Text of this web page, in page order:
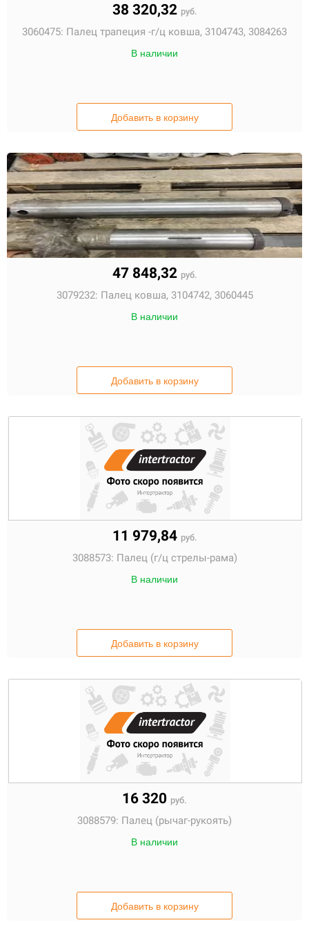
38 320,32 руб.
3060475: Палец трапеция -г/ц ковша, 3104743, 3084263
В наличии
Добавить в корзину
47 848,32 руб.
3079232: Палец ковша, 3104742, 3060445
В наличии
Добавить в корзину
11 979,84 руб.
3088573: Палец (г/ц стрелы-рама)
В наличии
Добавить в корзину
16 320 руб.
3088579: Палец (рычаг-рукоять)
В наличии
Добавить в корзину